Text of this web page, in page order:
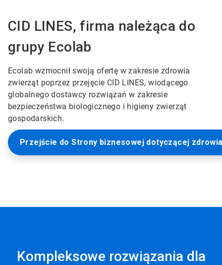
CID LINES, firma należąca do
grupy Ecolab
Ecolab wzmocnił swoją ofertę w zakresie zdrowia
zwierząt poprzez przejęcie CID LINES, wiodącego
globalnego dostawcy rozwiązań w zakresie
bezpieczeństwa biologicznego i higieny zwierząt
gospodarskich.
Przejście do Strony biznesowej dotyczącej
Kompleksowe rozwiązania dla